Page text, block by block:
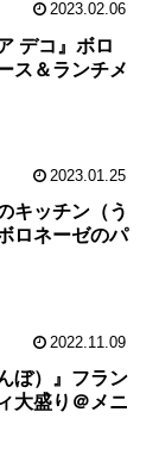
2023.02.06
デコ』ボロ
ス＆ランチメ
2023.01.25
キッチン（う
ロネーゼのパ
2022.11.09
ぼ）』フラン
大盛り＠メニ